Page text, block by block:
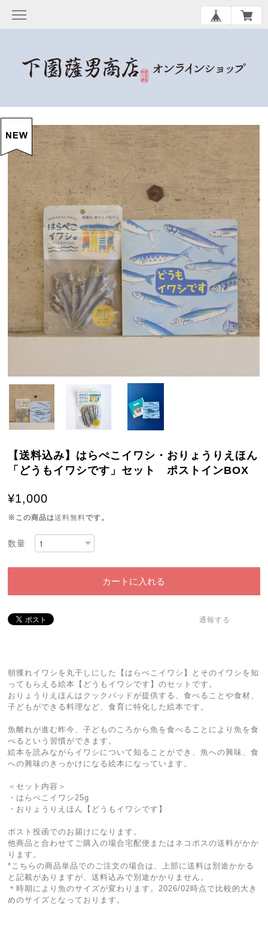
【送料込み】はらぺこイワシ・おりょうりえほん
「どうもイワシです」セット ポストインBOX
¥1,000
※この商品は送料無料です。
数量
カートに入れる
通報する
朝獲れイワシを丸干しにした【はらぺこイワシ】とそのイワシを知
ってもらえる絵本【どうもイワシです】のセットです。
おりょうりえほんはクックパッドが提供する、食べることや食材、
子どもができる料理など、食育に特化した絵本です。
魚離れが進む昨今、子どものころから魚を食べることにより魚を食
べるという習慣ができます。
絵本を読みながらイワシについて知ることができ、魚への興味、食
への興味のきっかけになる絵本になっています。
＜セット内容＞
・はらぺこイワシ25g
・おりょうりえほん【どうもイワシです】
ポスト投函でのお届けになります。
他商品と合わせてご購入の場合宅配便またはネコポスの送料がかか
ります。
*こちらの商品単品でのご注文の場合は、上部に送料は別途かかる
と記載がありますが、送料込みで別途かかりません。
＊時期により魚のサイズが変わります。2026/02時点で比較的大き
めのサイズとなっております。